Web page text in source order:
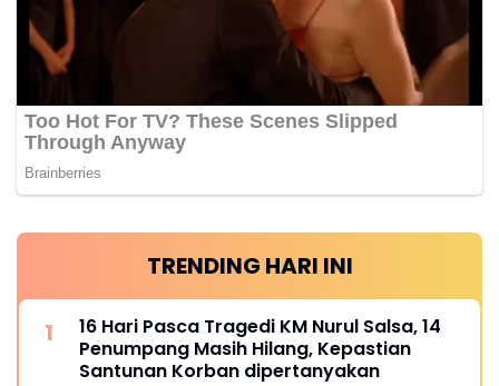
TRENDING HARI INI
16 Hari Pasca Tragedi KM Nurul Salsa, 14
Penumpang Masih Hilang, Kepastian
Santunan Korban dipertanyakan